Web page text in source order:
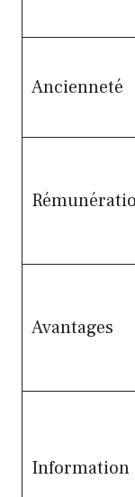
Ancienneté
Avantages
Information